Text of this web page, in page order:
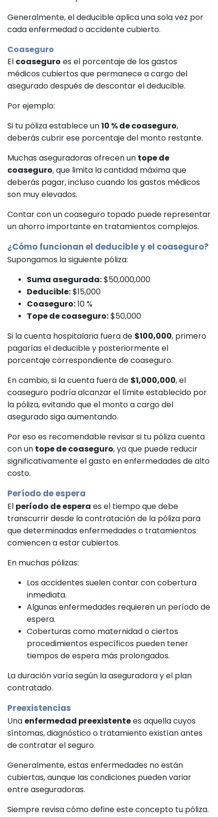
Generalmente, el deducible aplica una sola vez por
cada enfermedad o accidente cubierto.
Coaseguro
El coaseguro es el porcentaje de los gastos
médicos cubiertos que permanece a cargo del
asegurado después de descontar el deducible.
Por ejemplo:
Si tu póliza establece un10 % de coaseguro,
deberás cubrir ese porcentaje del monto restante.
Muchas aseguradoras ofrecen un tope de
coaseguro, que limita la cantidad máxima que
deberás pagar, incluso cuando los gastos médicos
son muy elevados.
Contar con un coaseguro topado puede representar
un ahorro importante en tratamientos complejos.
¿Cómo funcionan el deducible y el coaseguro?
Supongamos la siguiente póliza:
Suma asegurada:$50,000,000
Deducible:$15,000
Coaseguro:10 %
Tope de coaseguro:$50,000
Si la cuenta hospitalaria fuera de $100,000, primero
pagarías el deducible y posteriormente el
porcentaje correspondiente de coaseguro.
En cambio, si la cuenta fuera de $1,000,000, el
coaseguro podría alcanzar el límite establecido por
la póliza, evitando que el monto a cargo del
asegurado siga aumentando.
Por eso es recomendable revisar si tu póliza cuenta
con un tope de coaseguro, ya que puede reducir
significativamente el gasto en enfermedades de alto
costo.
Período de espera
El período de espera es el tiempo que debe
transcurrir desde la contratación de la póliza para
que determinadas enfermedades o tratamientos
comiencen a estar cubiertos.
En muchas pólizas:
Los accidentes suelen contar con cobertura
inmediata.
Algunas enfermedades requieren un período de
espera.
Coberturas como maternidad o ciertos
procedimientos específicos pueden tener
tiempos de espera más prolongados.
La duración varía según la aseguradora y el plan
contratado.
Preexistencias
Una enfermedad preexistentees aquella cuyos
síntomas, diagnóstico o tratamiento existían antes
de contratar el seguro.
Generalmente, estas enfermedades no están
cubiertas, aunque las condiciones pueden variar
entre aseguradoras.
Siempre revisa cómo define este concepto tu póliza.